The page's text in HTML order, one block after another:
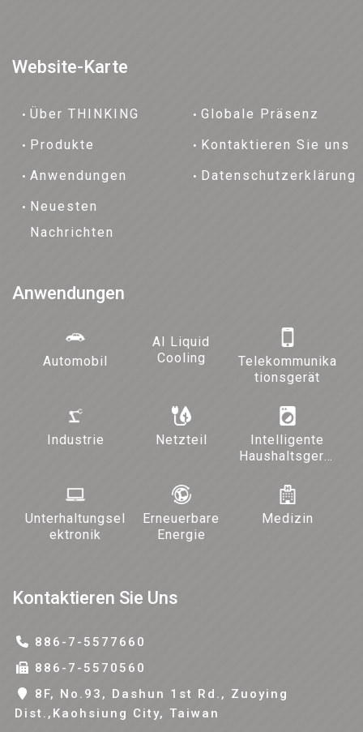
Website-Karte
Über THINKING
Produkte
Anwendungen
Neuesten
Nachrichten
Globale Präsenz
Kontaktieren Sie uns
Datenschutzerklärung
Anwendungen
Automobil
AI Liquid
Cooling
Telekommunika
tionsgerät
Industrie Netzteil
Intelligente
Haushaltsgerät
Beleuchtung
Unterhaltungsel
ektronik
Erneuerbare
Energie
Medizin
Kontaktieren Sie Uns
886-7-5577660
886-7-5570560
8F, No.93, Dashun 1st Rd., Zuoying
Dist.,Kaohsiung City, Taiwan